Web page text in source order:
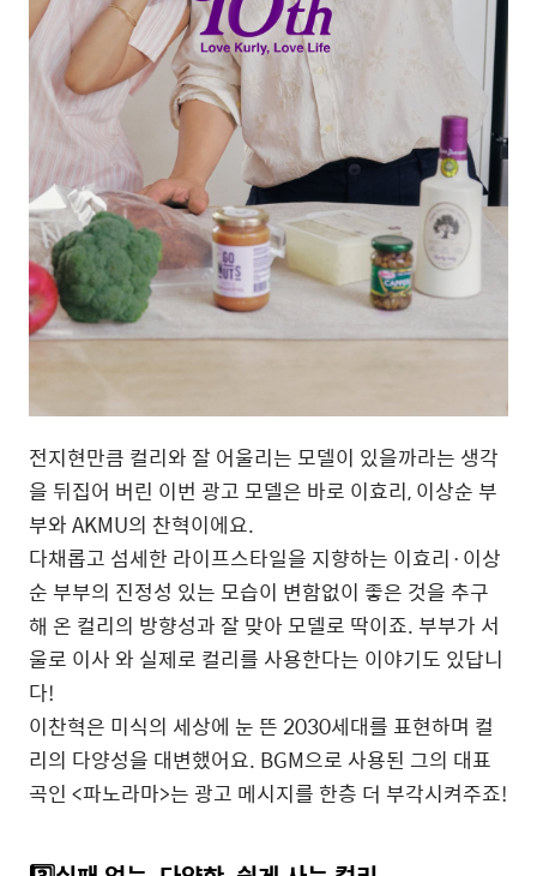
전지현만큼 컬리와 잘 어울리는 모델이 있을까라는 생각
을 뒤집어 버린 이번 광고 모델은 바로 이효리,이상순부
부와AKMU의 찬혁이에요.
다채롭고 섬세한 라이프스타일을 지향하는 이효리·이상
순부부의 진정성 있는 모습이 변함없이 좋은 것을 추구
해 온 컬리의 방향성과 잘 맞아모델로 딱이죠.부부가 서
울로 이사 와 실제로 컬리를 사용한다는 이야기도 있답니
다!
이찬혁은 미식의 세상에 눈뜬 2030세대를표현하며 컬
리의 다양성을 대변했어요. BGM으로 사용된 그의 대표
곡인 <파노라마>는광고 메시지를 한층 더 부각시켜주죠!